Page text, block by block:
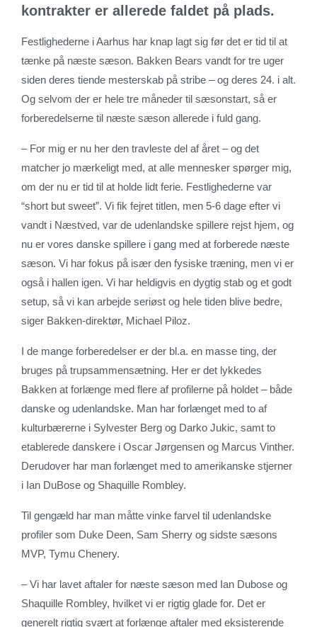
kontrakter er allerede faldet på plads.
Festlighederne i Aarhus har knap lagt sig før det er tid til at
tænke på næste sæson. Bakken Bears vandt for tre uger
siden deres tiende mesterskab på stribe – og deres 24. i alt.
Og selvom der er hele tre måneder til sæsonstart, så er
forberedelserne til næste sæson allerede i fuld gang.
– For mig er nu her den travleste del af året – og det
matcher jo mærkeligt med, at alle mennesker spørger mig,
om der nu er tid til at holde lidt ferie. Festlighederne var
“short but sweet”. Vi fik fejret titlen, men 5-6 dage efter vi
vandt i Næstved, var de udenlandske spillere rejst hjem, og
nu er vores danske spillere i gang med at forberede næste
sæson. Vi har fokus på især den fysiske træning, men vi er
også i hallen igen. Vi har heldigvis en dygtig stab og et godt
setup, så vi kan arbejde seriøst og hele tiden blive bedre,
siger Bakken-direktør, Michael Piloz.
I de mange forberedelser er der bl.a. en masse ting, der
bruges på trupsammensætning. Her er det lykkedes
Bakken at forlænge med flere af profilerne på holdet – både
danske og udenlandske. Man har forlænget med to af
kulturbærerne i Sylvester Berg og Darko Jukic, samt to
etablerede danskere i Oscar Jørgensen og Marcus Vinther.
Derudover har man forlænget med to amerikanske stjerner
i Ian DuBose og Shaquille Rombley.
Til gengæld har man måtte vinke farvel til udenlandske
profiler som Duke Deen, Sam Sherry og sidste sæsons
MVP, Tymu Chenery.
– Vi har lavet aftaler for næste sæson med Ian Dubose og
Shaquille Rombley, hvilket vi er rigtig glade for. Det er
generelt rigtig svært at forlænge aftaler med eksisterende